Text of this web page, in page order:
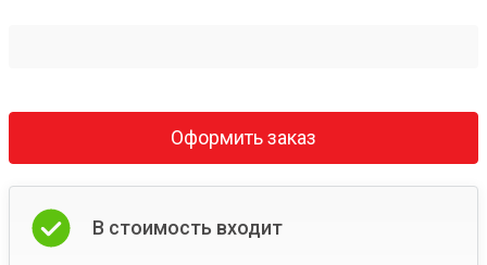
Оформить заказ
В стоимость входит